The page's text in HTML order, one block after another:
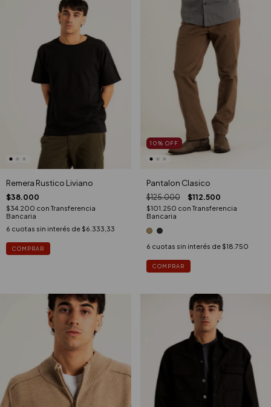
Remera Rustico Liviano
$38.000
$34.200 con Transferencia
Bancaria
6 cuotas sin interés de $6.333,33
COMPRAR
10% OFF
Pantalon Clasico
$125.000 $112.500
$101.250 conTransferencia
Bancaria
6 cuotas sin interés de $18.750
COMPRAR